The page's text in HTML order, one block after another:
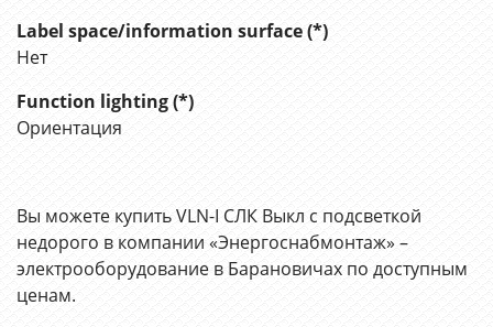
Label space/information surface (*)
Нет
Function lighting (*)
Ориентация
Вы можете купить VLN-I СЛК Выкл с подсветкой
недорого в компании «Энергоснабмонтаж» –
электрооборудование в Барановичах по доступным
ценам.